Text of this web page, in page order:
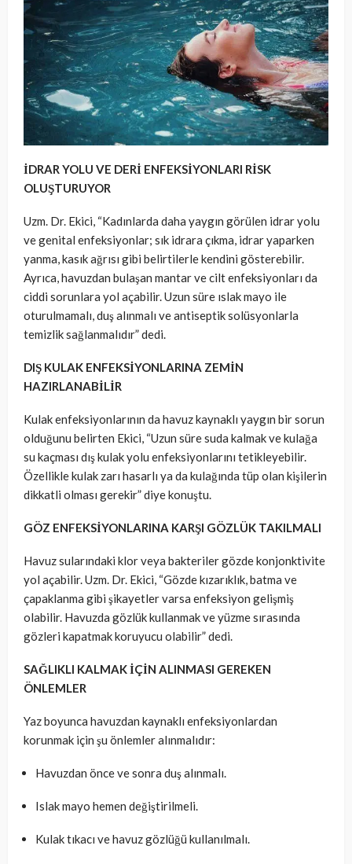
İDRAR YOLU VE DERİ ENFEKSİYONLARI RİSK
OLUŞTURUYOR
Uzm. Dr. Ekici, “Kadınlarda daha yaygın görülen idrar yolu
ve genital enfeksiyonlar; sık idrara çıkma, idrar yaparken
yanma, kasık ağrısı gibi belirtilerle kendini gösterebilir.
Ayrıca, havuzdan bulaşan mantar ve cilt enfeksiyonları da
ciddi sorunlara yol açabilir. Uzun süre ıslak mayo ile
oturulmamalı, duş alınmalı ve antiseptik solüsyonlarla
temizlik sağlanmalıdır” dedi.
DIŞ KULAK ENFEKSİYONLARINA ZEMİN
HAZIRLANABİLİR
Kulak enfeksiyonlarının da havuz kaynaklı yaygın bir sorun
olduğunu belirten Ekici, “Uzun süre suda kalmak ve kulağa
su kaçması dış kulak yolu enfeksiyonlarını tetikleyebilir.
Özellikle kulak zarı hasarlı ya da kulağında tüp olan kişilerin
dikkatli olması gerekir” diye konuştu.
GÖZ ENFEKSİYONLARINA KARŞI GÖZLÜK TAKILMALI
Havuz sularındaki klor veya bakteriler gözde konjonktivite
yol açabilir. Uzm. Dr. Ekici, “Gözde kızarıklık, batma ve
çapaklanma gibi şikayetler varsa enfeksiyon gelişmiş
olabilir. Havuzda gözlük kullanmak ve yüzme sırasında
gözleri kapatmak koruyucu olabilir” dedi.
SAĞLIKLI KALMAK İÇİN ALINMASI GEREKEN
ÖNLEMLER
Yaz boyunca havuzdan kaynaklı enfeksiyonlardan
korunmak için şu önlemler alınmalıdır:
Havuzdan önce ve sonra duş alınmalı.
Islak mayo hemen değiştirilmeli.
Kulak tıkacı ve havuz gözlüğü kullanılmalı.